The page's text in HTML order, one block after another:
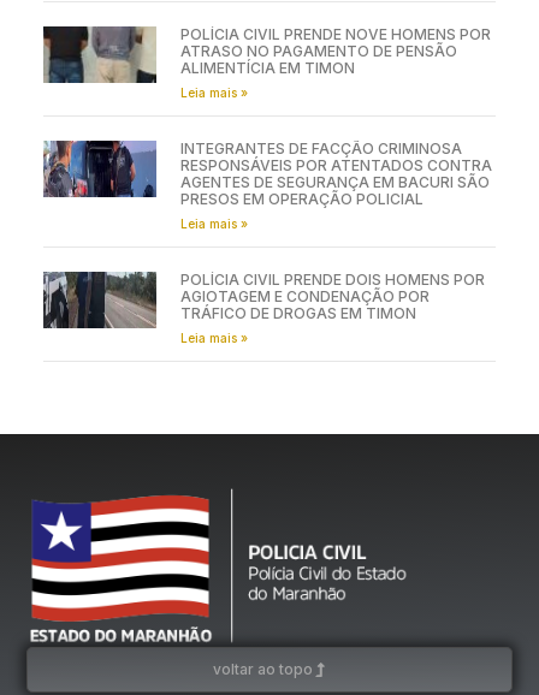
POLÍCIA CIVIL PRENDE NOVE HOMENS POR
ATRASO NO PAGAMENTO DE PENSÃO
ALIMENTÍCIA EM TIMON
Leia mais »
INTEGRANTES DE FACÇÃO CRIMINOSA
RESPONSÁVEIS POR ATENTADOS CONTRA
AGENTES DE SEGURANÇA EM BACURI SÃO
PRESOS EM OPERAÇÃO POLICIAL
Leia mais »
POLÍCIA CIVIL PRENDE DOIS HOMENS POR
AGIOTAGEM E CONDENAÇÃO POR
TRÁFICO DE DROGAS EM TIMON
Leia mais »
voltar ao topo